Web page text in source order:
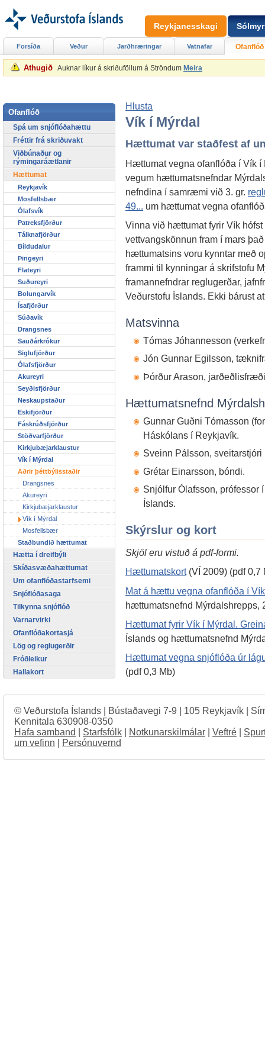
Athugið Auknar líkur á skriðuföllum á Ströndum Meira
Hlusta
Vík í Mýrdal
Hættumat var staðfest af
Hættumat vegna ofanflóða í Vík í
vegum hættumatsnefndar
nefndina í samræmi við 3. gr.
49...
um hættumat vegna
Vinna við hættumat fyrir Vík
vettvangskönnun fram í mars
hættumatsins voru kynntar með
frammi til kynningar á skrifstofu
framannefndrar reglugerðar,
Veðurstofu Íslands. Ekki bárust
Matsvinna
Tómas Jóhannesson
Jón Gunnar Egilsson,
Þórður Arason,
Hættumatsnefnd
Gunnar Guðni Tómasson
Háskólans í Reykjavík.
Sveinn Pálsson, sveitarstjóri
Grétar Einarsson, bóndi.
Snjólfur Ólafsson,
Íslands.
Skýrslur og kort
Skjöl eru vistuð á pdf-formi.
Hættumatskort(VÍ 2009) (pdf 0,7
Mat á hættu vegna ofanflóða í
hættumatsnefnd Mýrdalshrepps,
Hættumat fyrir Vík í Mýrdal.
Íslands og hættumatsnefnd
Hættumat vegna snjóflóða úr
(pdf 0,3 Mb)
Forsíða Veður Jarðhræringar Vatnafar Ofanflóð
Ofanflóð
Spá um snjóflóðahættu
Fréttir frá skriðuvakt
Viðbúnaður og
rýmingaráætlanir
Hættumat
Reykjavík
Mosfellsbær
Ólafsvík
Patreksfjörður
Tálknafjörður
Bíldudalur
Þingeyri
Flateyri
Suðureyri
Bolungarvík
Ísafjörður
Súðavík
Drangsnes
Sauðárkrókur
Siglufjörður
Ólafsfjörður
Akureyri
Seyðisfjörður
Neskaupstaður
Eskifjörður
Fáskrúðsfjörður
Stöðvarfjörður
Kirkjubæjarklaustur
Vík í Mýrdal
Aðrir þéttbýlisstaðir
Drangsnes
Akureyri
Kirkjubæjarklaustur
Vík í Mýrdal
Mosfellsbær
Staðbundið hættumat
Hætta í dreifbýli
Skíðasvæðahættumat
Um ofanflóðastarfsemi
Snjóflóðasaga
Tilkynna snjóflóð
Varnarvirki
Ofanflóðakortasjá
Lög og reglugerðir
Fróðleikur
Hallakort
Reykjanesskagi
© Veðurstofa Íslands | Bústaðavegi 7-9 | 105 Reykjavík |
Kennitala 630908-0350
Hafa samband
Starfsfólk Notkunarskilmálar Veftré
um vefinn
Persónuvernd